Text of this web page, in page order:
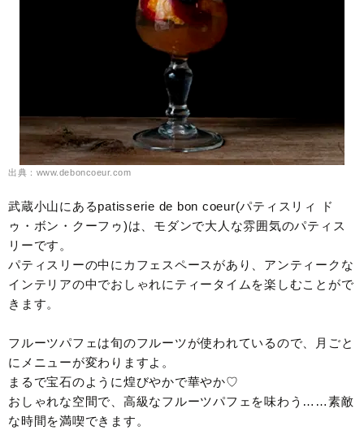
出典：www.deboncoeur.com
武蔵小山にあるpatisserie de bon coeur(パティスリィ ド
ゥ・ボン・クーフゥ)は、モダンで大人な雰囲気のパティス
リーです。
パティスリーの中にカフェスペースがあり、アンティークな
インテリアの中でおしゃれにティータイムを楽しむことがで
きます。
フルーツパフェは旬のフルーツが使われているので、月ごと
にメニューが変わりますよ。
まるで宝石のように煌びやかで華やか♡
おしゃれな空間で、高級なフルーツパフェを味わう……素敵
な時間を満喫できます。